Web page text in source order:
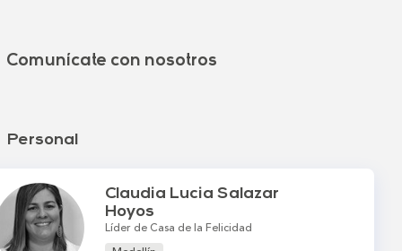
Comunícate con nosotros
Personal
Claudia Lucia Salazar
Hoyos
Líder de Casa de la Felicidad